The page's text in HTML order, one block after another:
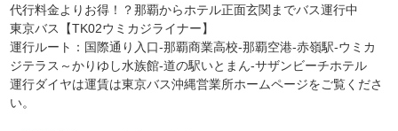
代行料金よりお得！？那覇からホテル正面玄関までバス運行中
東京バス【TK02ウミカジライナー】
運行ルート：国際通り入口-那覇商業高校-那覇空港-赤嶺駅-ウミカ
ジテラス～かりゆし水族館-道の駅いとまん-サザンビーチホテル
運行ダイヤは運賃は東京バス沖縄営業所ホームページをご覧くださ
い。